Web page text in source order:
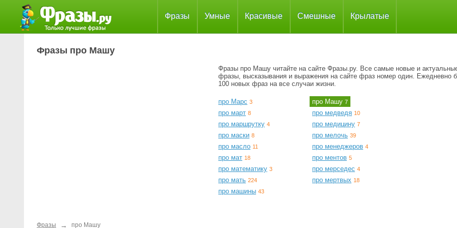
Фразы Умные Красивые Смешные Крылатые
Фразы про Машу
Фразы про Машу читайте на сайте Фразы.ру. Все самые новые и
фразы, высказывания и выражения на сайте фраз номер один. Ежедневно
100 новых фраз на все случаи жизни.
про Марс 3
про март 8
про маршрутку 4
про маски 8
про масло 11
про мат 18
про математику 3
про мать 224
про машины 43
про Машу 7
про медведя 10
про медицину 7
про мелочь 39
про менеджеров 4
про ментов 5
про мерседес 4
про мертвых 18
Фразы → про Машу